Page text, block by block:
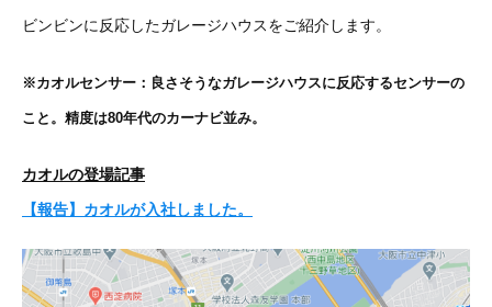
ビンビンに反応したガレージハウスをご紹介します。
※カオルセンサー：良さそうなガレージハウスに反応するセンサーの
こと。精度は80年代のカーナビ並み。
カオルの登場記事
【報告】カオルが入社しました。